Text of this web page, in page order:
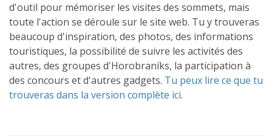
d'outil pour mémoriser les visites des sommets, mais
toute l'action se déroule sur le site web. Tu y trouveras
beaucoup d'inspiration, des photos, des informations
touristiques, la possibilité de suivre les activités des
autres, des groupes d'Horobraníks, la participation à
des concours et d'autres gadgets. Tu peux lire ce que tu
trouveras dans la version complète ici.